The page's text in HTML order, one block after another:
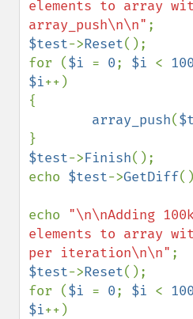
elements to array
array_push\n\n"
$test->Reset();
for ($i = 0; $i <
$i++)
{
array_push(
$test->Finish();
echo $test->GetDiff
echo "\n\nAdding
elements to array
per iteration\n\n"
$test->Reset();
for ($i = 0; $i <
$i++)